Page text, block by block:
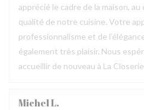
apprécié le cadre de la maison,
qualité de notre cuisine. Votre
professionnalisme et de
également très plaisir. Nous
accueillir de nouveau à La Closerie
MichelL